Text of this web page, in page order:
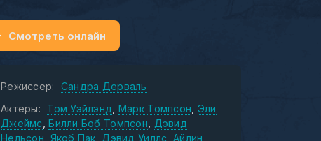
Смотреть онлайн
Режиссер:
Сандра Дерваль
Актеры:
Том Уэйлэнд Марк Томпсон Эли
Джеймс
Билли Боб Томпсон
Дэвид
Нельсон
Якоб Пак Дэвид Уиллс Айлин